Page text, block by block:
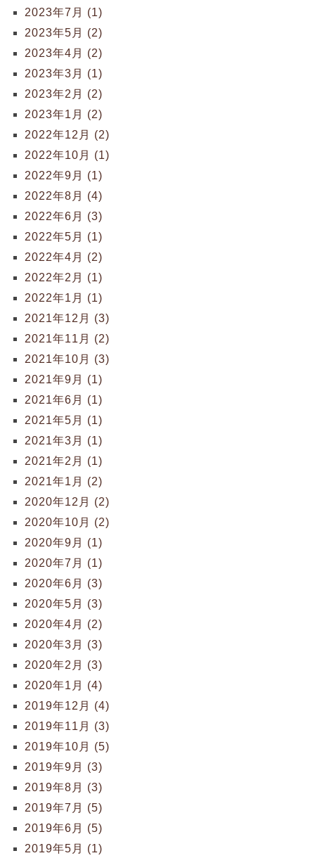
2023年7月 (1)
2023年5月 (2)
2023年4月 (2)
2023年3月 (1)
2023年2月 (2)
2023年1月 (2)
2022年12月 (2)
2022年10月 (1)
2022年9月 (1)
2022年8月 (4)
2022年6月 (3)
2022年5月 (1)
2022年4月 (2)
2022年2月 (1)
2022年1月 (1)
2021年12月 (3)
2021年11月 (2)
2021年10月 (3)
2021年9月 (1)
2021年6月 (1)
2021年5月 (1)
2021年3月 (1)
2021年2月 (1)
2021年1月 (2)
2020年12月 (2)
2020年10月 (2)
2020年9月 (1)
2020年7月 (1)
2020年6月 (3)
2020年5月 (3)
2020年4月 (2)
2020年3月 (3)
2020年2月 (3)
2020年1月 (4)
2019年12月 (4)
2019年11月 (3)
2019年10月 (5)
2019年9月 (3)
2019年8月 (3)
2019年7月 (5)
2019年6月 (5)
2019年5月 (1)